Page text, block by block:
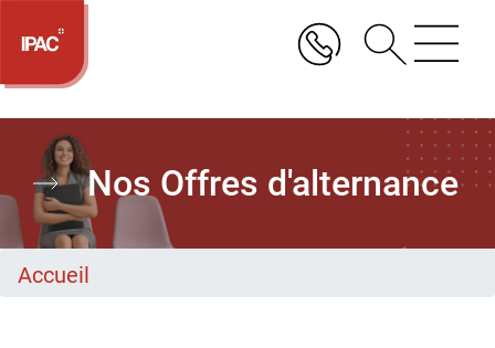
Aller
contenu
Nos Offres d'alternance
Accueil